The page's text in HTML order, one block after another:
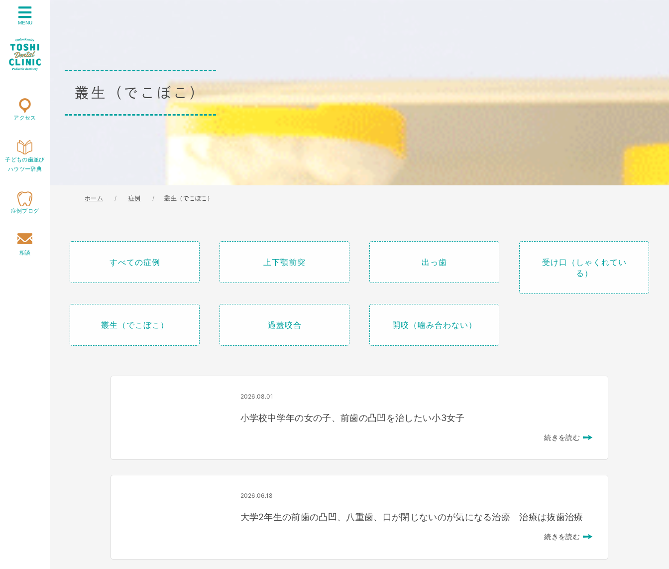
MENU
アクセス
子どもの歯並び
ハウツー辞典
症例ブログ
相談
叢生（でこぼこ）
ホーム 症例 叢生（でこぼこ）
すべての症例 上下顎前突 出っ歯
受け口（しゃくれてい
る）
叢生（でこぼこ） 過蓋咬合 開咬（噛み合わない）
2026.08.01
小学校中学年の女の子、前歯の凸凹を治したい小3女子
続きを読む
2026.06.18
大学2年生の前歯の凸凹、八重歯、口が閉じないのが気になる治療 治療は抜歯治療
続きを読む